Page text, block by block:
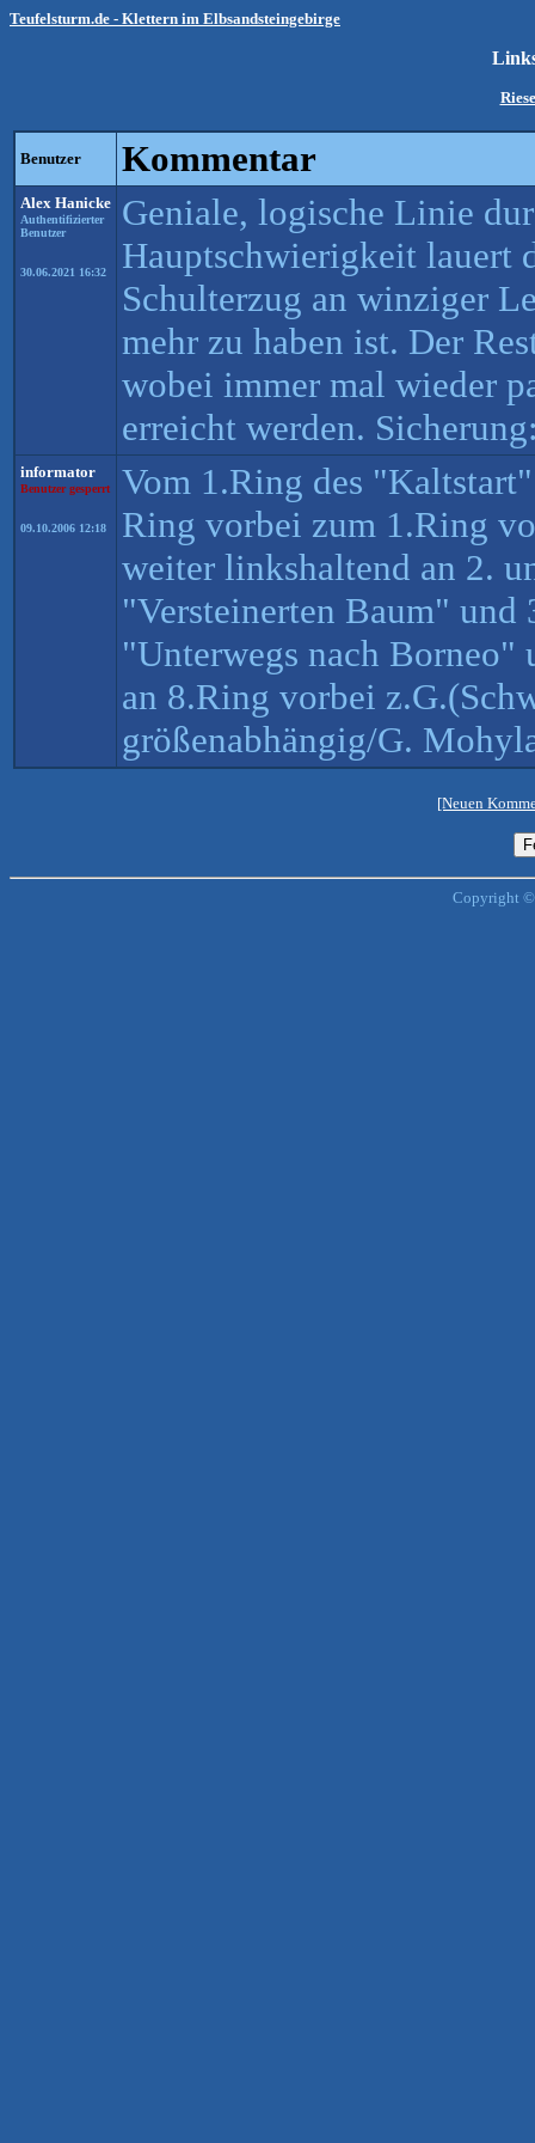
Teufelsturm.de - Klettern im Elbsandsteingebirge
Benutzer Kommentar
Alex Hanicke
Authentifizierter
Benutzer
30.06.2021 16:32
Geniale, logische Linie
Hauptschwierigkeit lauert
Schulterzug an winziger
mehr zu haben ist. Der
wobei immer mal wieder
erreicht werden.
informator
Benutzer gesperrt
09.10.2006 12:18
Vom 1.Ring des
Ring vorbei zum 1.Ring
weiter linkshaltend an 2.
"Versteinerten Baum"
"Unterwegs nach Borneo"
an 8.Ring vorbei
größenabhängig/G.
[Neuen
Copyright ©